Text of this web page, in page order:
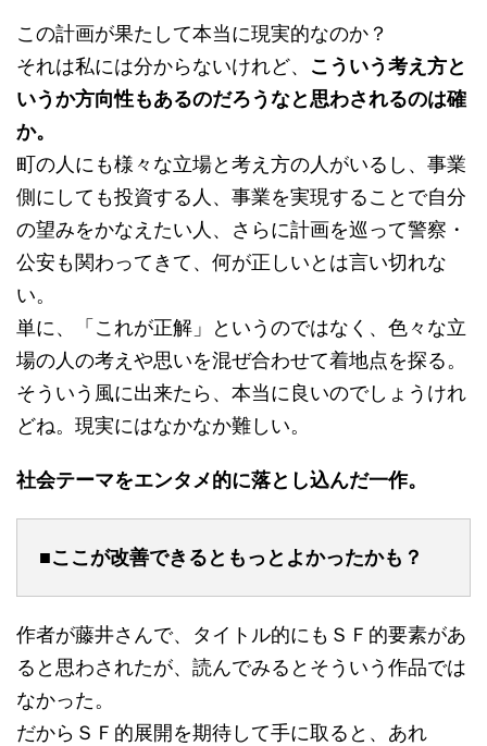
この計画が果たして本当に現実的なのか？
それは私には分からないけれど、 こういう考え方と
いうか方向性もあるのだろうなと思わされるのは確
か。
町の人にも様々な立場と考え方の人がいるし、事業
側にしても投資する人、事業を実現することで自分
の望みをかなえたい人、さらに計画を巡って警察・
公安も関わってきて、何が正しいとは言い切れな
い。
単に、「これが正解」というのではなく、色々な立
場の人の考えや思いを混ぜ合わせて着地点を探る。
そういう風に出来たら、本当に良いのでしょうけれ
どね。現実にはなかなか難しい。
社会テーマをエンタメ的に落とし込んだ一作。
■ここが改善できるともっとよかったかも？
作者が藤井さんで、タイトル的にもＳＦ的要素があ
ると思わされたが、読んでみるとそういう作品では
なかった。
だからＳＦ的展開を期待して手に取ると、あれ